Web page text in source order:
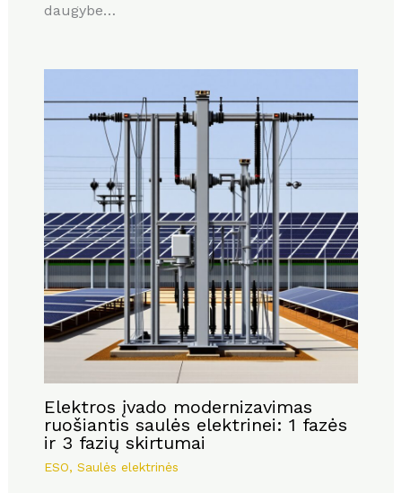
daugybe…
Elektros įvado modernizavimas
ruošiantis saulės elektrinei: 1 fazės
ir 3 fazių skirtumai
ESO, Saulės elektrinės